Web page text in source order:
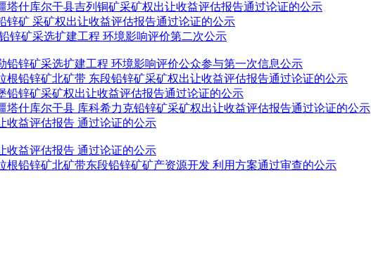
塔什库尔干县吉列铜矿采矿权出让收益评估报告通过论证的公示
锌矿 采矿权出让收益评估报告通过论证的公示
锌矿采选扩建工程 环境影响评价第二次公示
铅锌矿采选扩建工程 环境影响评价公众参与第一次信息公示
根铅锌矿北矿带 东段铅锌矿采矿权出让收益评估报告通过论证的公示
铅锌矿采矿权出让收益评估报告通过论证的公示
塔什库尔干县 库科希力克铅锌矿采矿权出让收益评估报告通过论证的公示
收益评估报告 通过论证的公示
收益评估报告 通过论证的公示
根铅锌矿北矿带东段铅锌矿矿产资源开发 利用方案通过审查的公示